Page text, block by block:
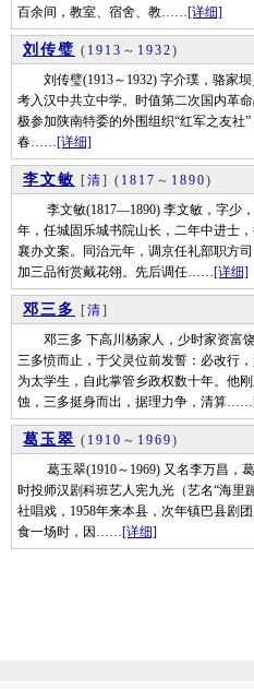
百余间，教室、宿舍、教……[详细]
刘传璧 ( 1913 ～ 1932)
刘传璧(1913～1932) 字介璞，骆家坝
考入汉中共立中学。时值第二次国内革
极参加陕南特委的外围组织“红军之友社
春……[详细]
李文敏 [清] ( 1817 ～ 1890)
李文敏(1817—1890) 李文敏，字少，
年，任城固乐城书院山长，二年中进士
襄办文案。同治元年，调京任礼部职方
加三品衔赏戴花翎。先后调任……[详细]
邓三多 [清]
邓三多 下高川杨家人，少时家资富饶
三多愤而止，于父灵位前发誓：必改行
为太学生，自此掌管乡政权数十年。他
蚀，三多挺身而出，据理力争，清算……
葛玉翠 ( 1910 ～ 1969)
葛玉翠(1910～1969) 又名李万昌，葛
时投师汉剧科班艺人宪九光（艺名“海里
社唱戏，1958年来本县，次年镇巴县剧
食一场时，因……[详细]